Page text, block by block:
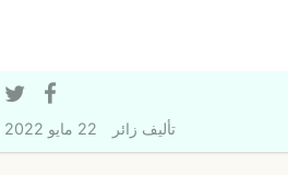
تأليف زائر 22 مايو 2022